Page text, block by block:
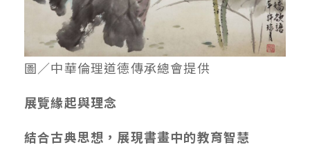
圖／中華倫理道德傳承總會提供
展覽緣起與理念
結合古典思想，展現書畫中的教育智慧